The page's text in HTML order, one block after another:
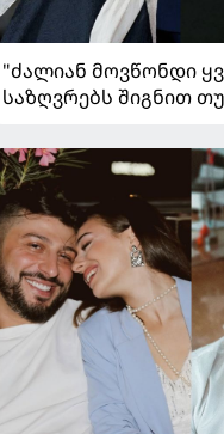
"ძალიან მოვწონდი
საზღვრებს შიგნით
ელეგანტურობის